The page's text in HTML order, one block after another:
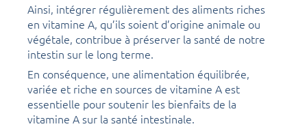
Ainsi, intégrer régulièrement des aliments riches
en vitamine A, qu’ils soient d’origine animale ou
végétale, contribue à préserver la santé de notre
intestin sur le long terme.
En conséquence, une alimentation équilibrée,
variée et riche en sources de vitamine A est
essentielle pour soutenir les bienfaits de la
vitamine A sur la santé intestinale.